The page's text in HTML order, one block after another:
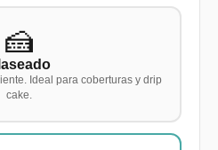
🍰
Ideal para coberturas y drip
cake.